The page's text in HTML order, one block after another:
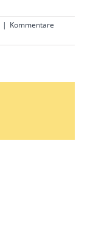
| Kommentare